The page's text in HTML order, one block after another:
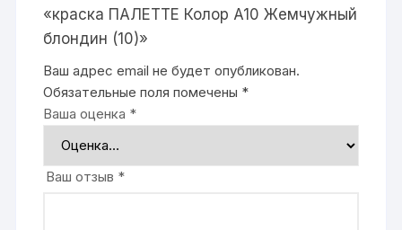
«краска ПАЛЕТТЕ Колор A10 Жемчужный
блондин (10)»
Ваш адрес email не будет опубликован.
Обязательные поля помечены *
Ваша оценка *
Ваш отзыв *